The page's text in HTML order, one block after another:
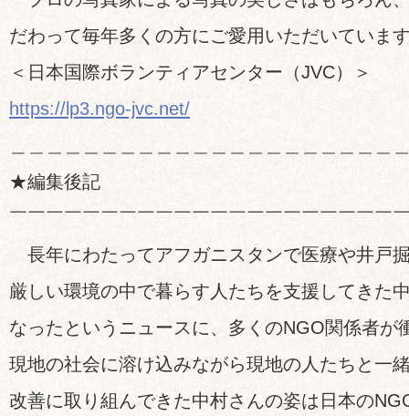
だわって毎年多くの方にご愛用いただいていま
＜日本国際ボランティアセンター（JVC）＞
https://lp3.ngo-jvc.net/
★編集後記
￣￣￣￣￣￣￣￣￣￣￣￣￣￣￣￣￣￣￣￣￣
長年にわたってアフガニスタンで医療や井戸
厳しい環境の中で暮らす人たちを支援してきた
なったというニュースに、多くのNGO関係者が
現地の社会に溶け込みながら現地の人たちと一
改善に取り組んできた中村さんの姿は日本の